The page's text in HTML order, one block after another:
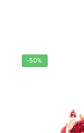
-50%